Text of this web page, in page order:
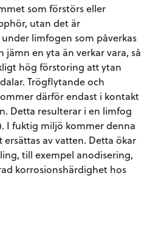
som förstörs eller
utan det är
limfogen som påverkas
jämn en yta än verkar vara, så
hög förstoring att ytan
Trögflytande och
därför endast i kontakt
Detta resulterar i en limfog
I fuktig miljö kommer denna
av vatten. Detta ökar
till exempel anodisering,
korrosionshärdighet hos